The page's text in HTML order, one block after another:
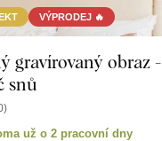
VÝPRODEJ 🔥
gravírovaný obraz -
snů
)
už o 2 pracovní dny